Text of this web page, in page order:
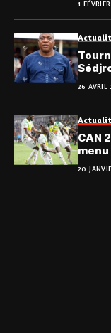
1
26 AVRIL
CAN
20